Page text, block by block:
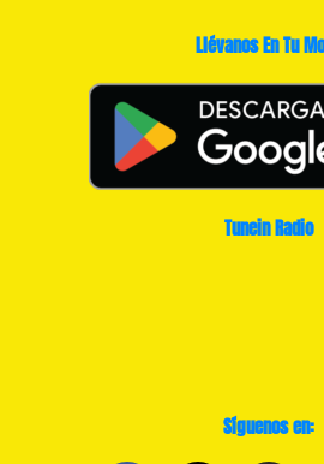
Llévanos En Tu
Tunein Radio
Síguenos en: